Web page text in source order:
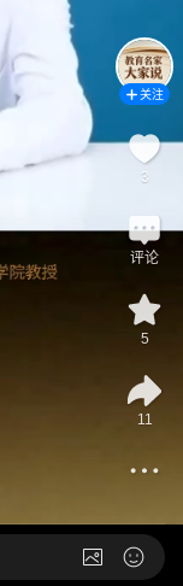
关注
3
评论
5
11